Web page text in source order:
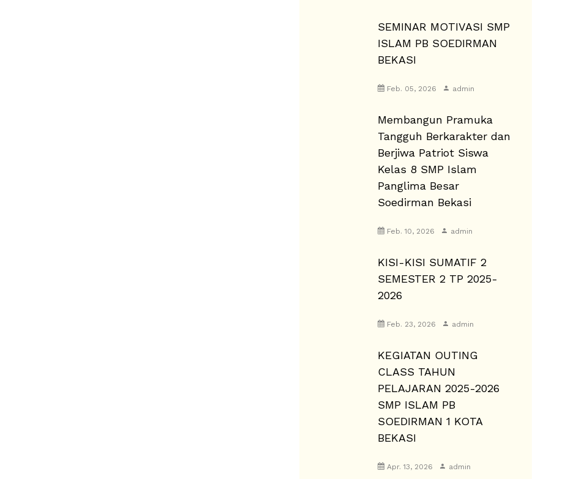
SEMINAR MOTIVASI SMP
ISLAM PB SOEDIRMAN
BEKASI
Feb. 05, 2026 admin
Membangun Pramuka
Tangguh Berkarakter dan
Berjiwa Patriot Siswa
Kelas 8 SMP Islam
Panglima Besar
Soedirman Bekasi
Feb. 10, 2026 admin
KISI-KISI SUMATIF 2
SEMESTER 2 TP 2025-
2026
Feb. 23, 2026 admin
KEGIATAN OUTING
CLASS TAHUN
PELAJARAN 2025-2026
SMP ISLAM PB
SOEDIRMAN 1 KOTA
BEKASI
Apr. 13, 2026 admin